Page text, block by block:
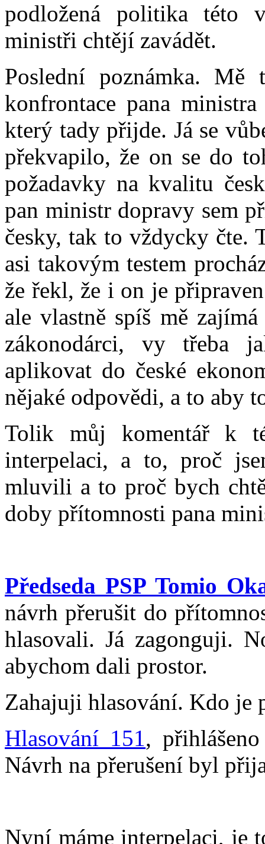
podložená politika této
ministři chtějí zavádět.
Poslední poznámka.
konfrontace pana
který tady přijde. Já se
překvapilo, že on se do
požadavky na kvalitu
pan ministr dopravy sem
česky, tak to vždycky čte.
asi takovým testem
že řekl, že i on je
ale vlastně spíš mě
zákonodárci, vy třeba
aplikovat do české
nějaké odpovědi, a to aby
Tolik můj komentář k
interpelaci, a to, proč
mluvili a to proč bych
doby přítomnosti pana
Předseda PSP Tomio
návrh přerušit do
hlasovali. Já zagonguji.
abychom dali prostor.
Zahajuji hlasování. Kdo je
Hlasování 151,
Návrh na přerušení byl
Nyní máme interpelaci, je